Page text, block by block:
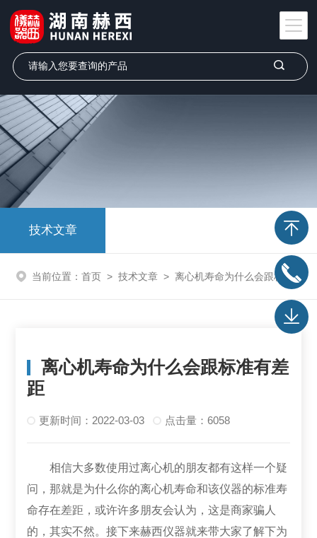
技术文章
当前位置： 首页 > 技术文章 > 离心机寿命为什么会跟标准有差距
离心机寿命为什么会跟标准有差
距
更新时间：2022-03-03 点击量：6058
相信大多数使用过离心机的朋友都有这样一个疑
问，那就是为什么你的离心机寿命和该仪器的标准寿
命存在差距，或许许多朋友会认为，这是商家骗人
的，其实不然。接下来赫西仪器就来带大家了解下为